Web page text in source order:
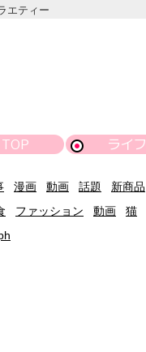
エティー
TOP ライフ
漫画 動画 話題 新商品
ファッション 動画 猫